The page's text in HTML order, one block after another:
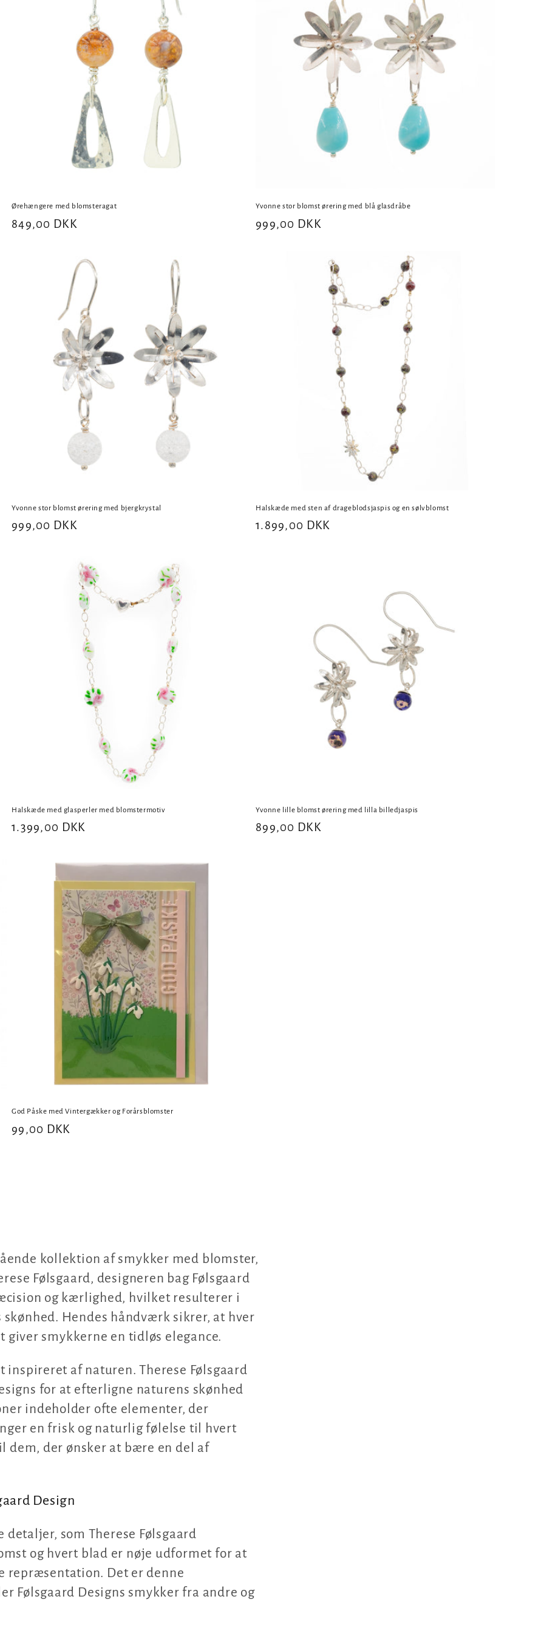
Ørehængere med blomsteragat
Normalpris
849,00 DKK
Yvonne stor blomst ørering med blå glasdråbe
Normalpris
999,00 DKK
Yvonne stor blomst ørering med bjergkrystal
Normalpris
999,00 DKK
Halskæde med sten af drageblodsjaspis og en sølvblomst
Normalpris
1.899,00 DKK
Halskæde med glasperler med blomstermotiv
Normalpris
1.399,00 DKK
Yvonne lille blomst ørering med lilla billedjaspis
Normalpris
899,00 DKK
God Påske med Vintergækker og Forårsblomster
Normalpris
99,00 DKK
kollektion af smykker med blomster,
Følsgaard, designeren bag Følsgaard
og kærlighed, hvilket resulterer i
Hendes håndværk sikrer, at hver
smykkerne en tidløs elegance.
inspireret af naturen. Therese Følsgaard
for at efterligne naturens skønhed
indeholder ofte elementer, der
en frisk og naturlig følelse til hvert
dem, der ønsker at bære en del af
Design
som Therese Følsgaard
og hvert blad er nøje udformet for at
repræsentation. Det er denne
Følsgaard Designs smykker fra andre og